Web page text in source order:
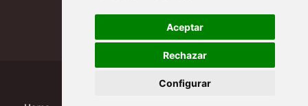
Aceptar
Rechazar
Configurar
Mundial de Clubes 2025